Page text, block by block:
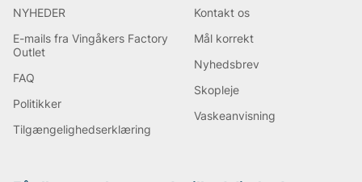
NYHEDER
E-mails fra Vingåkers Factory
Outlet
FAQ
Politikker
Tilgængelighedserklæring
Kontakt os
Mål korrekt
Nyhedsbrev
Skopleje
Vaskeanvisning